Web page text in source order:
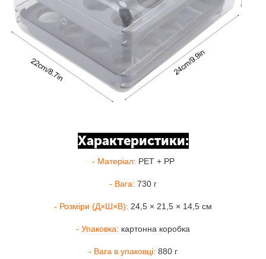
Характеристики:
- Матеріал: PET + PP
- Вага: 730 г
- Розміри (Д×Ш×В): 24,5 × 21,5 × 14,5 см
- Упаковка: картонна коробка
- Вага в упаковці: 880 г